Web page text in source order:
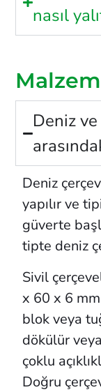
nasıl
Deniz
Deniz
yapılır ve
güverte
tipte deniz
Sivil
x 60 x 6
blok veya
dökülür
çoklu
Doğru